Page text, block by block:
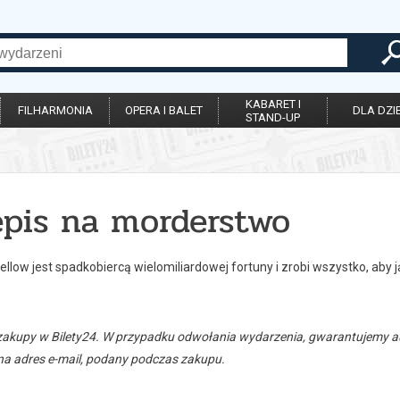
FILHARMONIA OPERA I BALET
KABARET I
STAND-UP
DLA
na morderstwo
jest spadkobiercą wielomiliardowej fortuny i zrobi wszystko, aby
w Bilety24. W przypadku odwołania wydarzenia,
adres e-mail, podany podczas zakupu.